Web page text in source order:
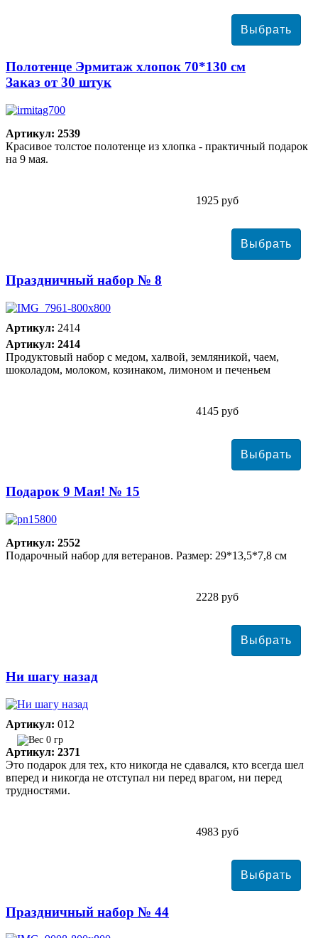
Полотенце Эрмитаж хлопок 70*130 см
Заказ от 30 штук
Артикул: 2539
Красивое толстое полотенце из хлопка - практичный подарок
на 9 мая.
1925 руб
Праздничный набор № 8
Артикул: 2414
Артикул: 2414
Продуктовый набор с медом, халвой, земляникой, чаем,
шоколадом, молоком, козинаком, лимоном и печеньем
4145 руб
Подарок 9 Мая! № 15
Артикул: 2552
Подарочный набор для ветеранов. Размер: 29*13,5*7,8 см
2228 руб
Ни шагу назад
Артикул: 012
0 гр
Артикул: 2371
Это подарок для тех, кто никогда не сдавался, кто всегда шел
вперед и никогда не отступал ни перед врагом, ни перед
трудностями.
4983 руб
Праздничный набор № 44